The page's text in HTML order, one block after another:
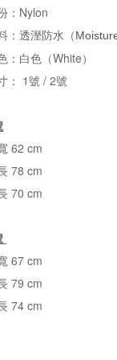
：Nylon
：透溼防水（
：白色（White）
： 1號 / 2號
62 cm
78 cm
70 cm
67 cm
79 cm
74 cm